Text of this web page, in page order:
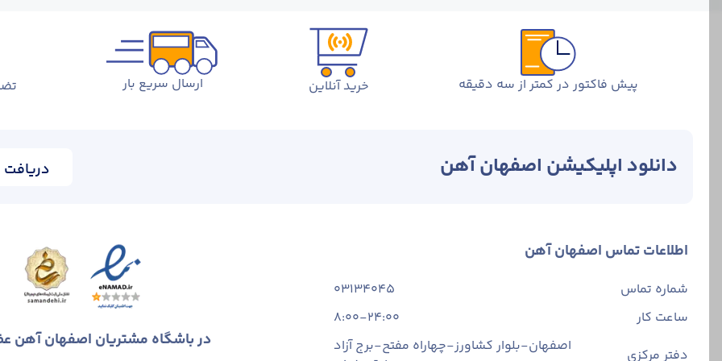
پیش فاکتور در کمتر از سه دقیقه خرید آنلاین ارسال سریع بار
دانلود اپلیکیشن اصفهان آهن دریافت
اطلاعات تماس اصفهان آهن
شماره تماس
03134045
ساعت کار
8:00-24:00
دفتر مرکزی
اصفهان-بلوار کشاورز-چهاراه مفتح-برج آزاد
در باشگاه مشتریان اصفهان آهن